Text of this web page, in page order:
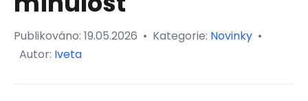
Publikováno: 19.05.2026 • Kategorie: Novinky •
Autor: Iveta